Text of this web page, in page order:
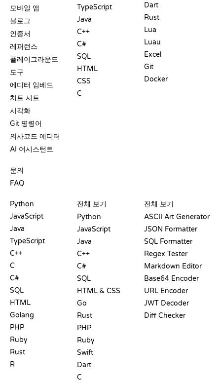
모바일 앱
블로그
인증서
레퍼런스
플레이그라운드
도구
에디터 임베드
치트 시트
시각화
Git 명령어
의사코드 에디터
AI 어시스턴트
문의
FAQ
TypeScript
Java
C++
C#
SQL
HTML
CSS
C
Dart
Rust
Lua
Luau
Excel
Git
Docker
Python
JavaScript
Java
TypeScript
C++
C
C#
SQL
HTML
Golang
PHP
Ruby
Rust
R
전체 보기
Python
JavaScript
Java
C++
C#
SQL
HTML & CSS
Go
Rust
PHP
Ruby
Swift
Dart
C
전체 보기
ASCII Art Generator
JSON Formatter
SQL Formatter
Regex Tester
Markdown Editor
Base64 Encoder
URL Encoder
JWT Decoder
Diff Checker